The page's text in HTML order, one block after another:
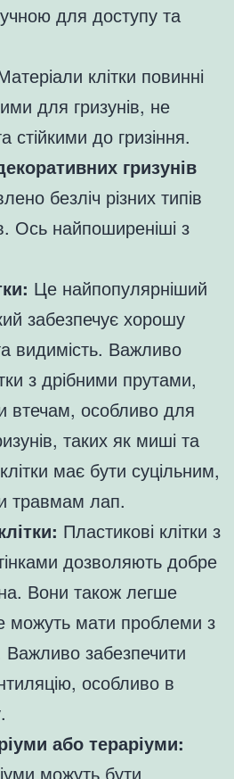
для доступу та
клітки повинні
для гризунів, не
стійкими до гризіння.
гризунів
безліч різних типів
Ось найпоширеніші з
Це найпопулярніший
забезпечує хорошу
видимість. Важливо
з дрібними прутами,
втечам, особливо для
таких як миші та
має бути суцільним,
травмам лап.
Пластикові клітки з
дозволяють добре
Вони також легше
можуть мати проблеми з
Важливо забезпечити
особливо в
або тераріуми:
можуть бути